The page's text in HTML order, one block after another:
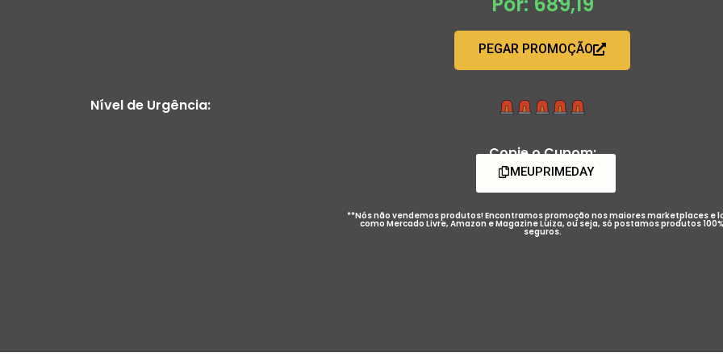
PEGAR PROMOÇÃO
Nível de Urgência:
Copie o Cupom:
MEUPRIMEDAY
**Nós não vendemos produtos! Encontramos promoção nos maiores marketplaces e
como Mercado Livre, Amazon e Magazine Luiza, ou seja, só postamos produtos 100%
seguros.